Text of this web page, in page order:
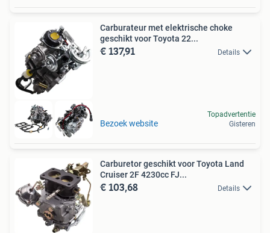
Carburateur met elektrische choke
geschikt voor Toyota 22...
€ 137,91 Details
Bezoek website
Topadvertentie
Gisteren
Carburetor geschikt voor Toyota Land
Cruiser 2F 4230cc FJ...
€ 103,68 Details